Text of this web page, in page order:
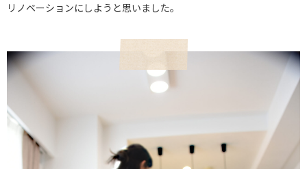
リノベーションにしようと思いました。